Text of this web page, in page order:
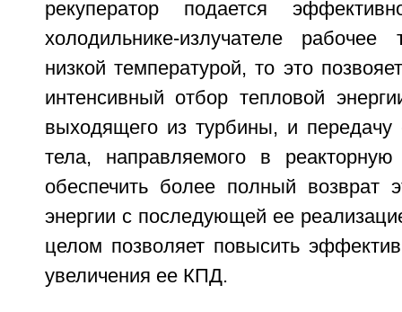
рекуператор подается
холодильнике-излучателе
низкой температурой, то это
интенсивный отбор тепловой
выходящего из турбины, и передачу
тела, направляемого в реакторную
обеспечить более полный возврат
энергии с последующей ее
целом позволяет повысить
увеличения ее КПД.